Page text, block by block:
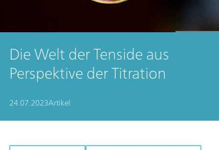
Die Welt der Tenside aus
Perspektive der Titration
24.07.2023Artikel